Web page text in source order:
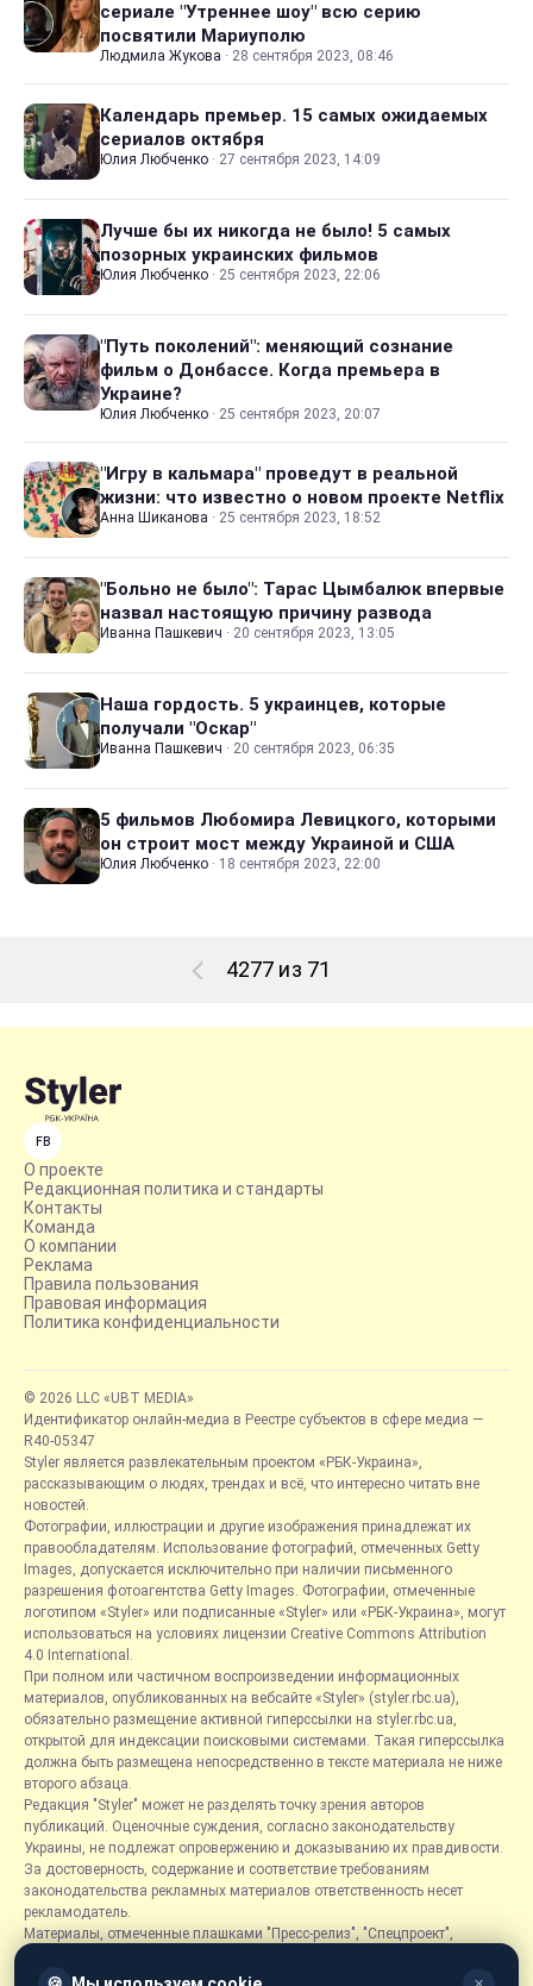
сериале "Утреннее шоу" всю серию
посвятили Мариуполю
Людмила Жукова · 28 сентября 2023, 08:46
Календарь премьер. 15 самых ожидаемых
сериалов октября
Юлия Любченко · 27 сентября 2023, 14:09
Лучше бы их никогда не было! 5 самых
позорных украинских фильмов
Юлия Любченко · 25 сентября 2023, 22:06
"Путь поколений": меняющий сознание
фильм о Донбассе. Когда премьера в
Украине?
Юлия Любченко · 25 сентября 2023, 20:07
"Игру в кальмара" проведут в реальной
жизни: что известно о новом проекте Netflix
Анна Шиканова · 25 сентября 2023, 18:52
"Больно не было": Тарас Цымбалюк впервые
назвал настоящую причину развода
Иванна Пашкевич · 20 сентября 2023, 13:05
Наша гордость. 5 украинцев, которые
получали "Оскар"
Иванна Пашкевич · 20 сентября 2023, 06:35
5 фильмов Любомира Левицкого, которыми
он строит мост между Украиной и США
Юлия Любченко · 18 сентября 2023, 22:00
4277 из 71
FB
О проекте
Редакционная политика и стандарты
Контакты
Команда
О компании
Реклама
Правила пользования
Правовая информация
Политика конфиденциальности
© 2026 LLC «UBT MEDIA»
Идентификатор онлайн-медиа в Реестре субъектов в сфере медиа —
R40-05347
Styler является развлекательным проектом «РБК-Украина»,
рассказывающим о людях, трендах и всё, что интересно читать вне
новостей.
Фотографии, иллюстрации и другие изображения принадлежат их
правообладателям. Использование фотографий, отмеченных Getty
Images, допускается исключительно при наличии письменного
разрешения фотоагентства Getty Images. Фотографии, отмеченные
логотипом «Styler» или подписанные «Styler» или «РБК-Украина», могут
использоваться на условиях лицензии Creative Commons Attribution
4.0 International.
При полном или частичном воспроизведении информационных
материалов, опубликованных на вебсайте «Styler» (styler.rbc.ua),
обязательно размещение активной гиперссылки на styler.rbc.ua,
открытой для индексации поисковыми системами. Такая гиперссылка
должна быть размещена непосредственно в тексте материала не ниже
второго абзаца.
Редакция "Styler" может не разделять точку зрения авторов
публикаций. Оценочные суждения, согласно законодательству
Украины, не подлежат опровержению и доказыванию их правдивости.
За достоверность, содержание и соответствие требованиям
законодательства рекламных материалов ответственность несет
рекламодатель.
Материалы, отмеченные плашками "Пресс-релиз", "Спецпроект",
размещаются на правах рекламы.